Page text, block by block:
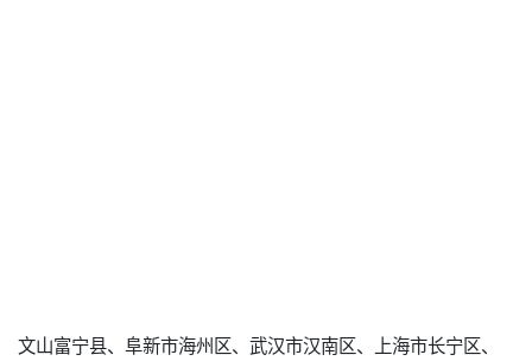
文山富宁县、阜新市海州区、武汉市汉南区、上海市长宁区、